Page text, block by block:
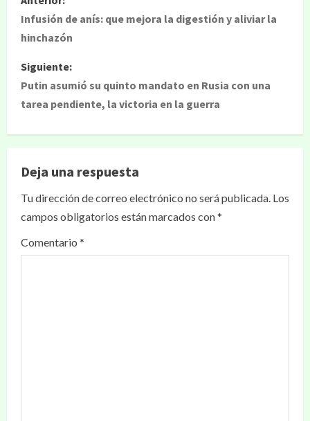
Infusión de anís: que mejora la digestión y aliviar la
hinchazón
Siguiente:
Putin asumió su quinto mandato en Rusia con una
tarea pendiente, la victoria en la guerra
Deja una respuesta
Tu dirección de correo electrónico no será publicada. Los
campos obligatorios están marcados con*
Comentario *